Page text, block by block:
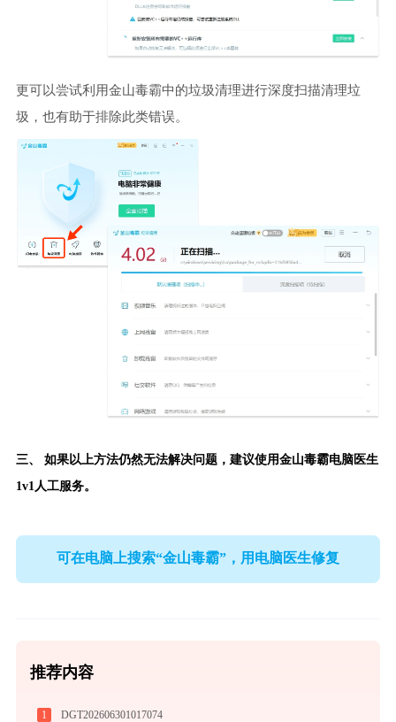
更可以尝试利用金山毒霸中的垃圾清理进行深度扫描清理垃
圾，也有助于排除此类错误。
三、 如果以上方法仍然无法解决问题，建议使用金山毒霸电脑医生
1v1人工服务。
可在电脑上搜索“金山毒霸”，用电脑医生修复
推荐内容
1 DGT202606301017074